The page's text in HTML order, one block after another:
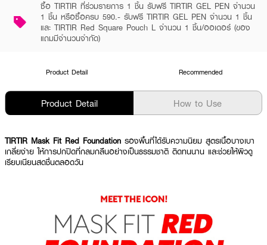
ซื้อ TIRTIR ที่ร่วมรายการ 1 ชิ้น รับฟรี TIRTIR GEL PEN จำนวน
1 ชิ้น หรือซื้อครบ 590.- รับฟรี TIRTIR GEL PEN จำนวน 1 ชิ้น
และ TIRTIR Red Square Pouch L จำนวน 1 ชิ้น/ออเดอร์ (ของ
แถมมีจำนวนจำกัด)
Product Detail Recommended
Product Detail How to Use
TIRTIR Mask Fit Red Foundation รองพื้นที่ได้รับความนิยม สูตรเนื้อบางเบา
เกลี่ยง่าย ให้การปกปิดที่กลมกลืนอย่างเป็นธรรมชาติ ติดทนนาน และช่วยให้ผิวดู
เรียบเนียนสดชื่นตลอดวัน